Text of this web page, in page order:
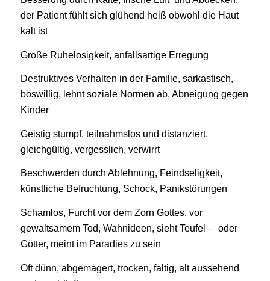
der Patient fühlt sich glühend heiß obwohl die Haut
kalt ist
Große Ruhelosigkeit, anfallsartige Erregung
Destruktives Verhalten in der Familie, sarkastisch,
böswillig, lehnt soziale Normen ab, Abneigung gegen
Kinder
Geistig stumpf, teilnahmslos und distanziert,
gleichgültig, vergesslich, verwirrt
Beschwerden durch Ablehnung, Feindseligkeit,
künstliche Befruchtung, Schock, Panikstörungen
Schamlos, Furcht vor dem Zorn Gottes, vor
gewaltsamem Tod, Wahnideen, sieht Teufel – oder
Götter, meint im Paradies zu sein
Oft dünn, abgemagert, trocken, faltig, alt aussehend